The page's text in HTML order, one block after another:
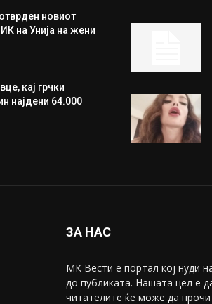
целосно
на Хамас
на Унија на жени
ЗА НАС